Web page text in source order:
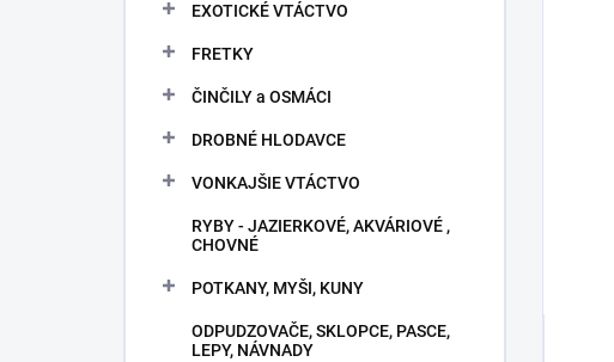
EXOTICKÉ VTÁCTVO
FRETKY
ČINČILY a OSMÁCI
DROBNÉ HLODAVCE
VONKAJŠIE VTÁCTVO
RYBY - JAZIERKOVÉ, AKVÁRIOVÉ ,
CHOVNÉ
POTKANY, MYŠI, KUNY
ODPUDZOVAČE, SKLOPCE, PASCE,
LEPY, NÁVNADY